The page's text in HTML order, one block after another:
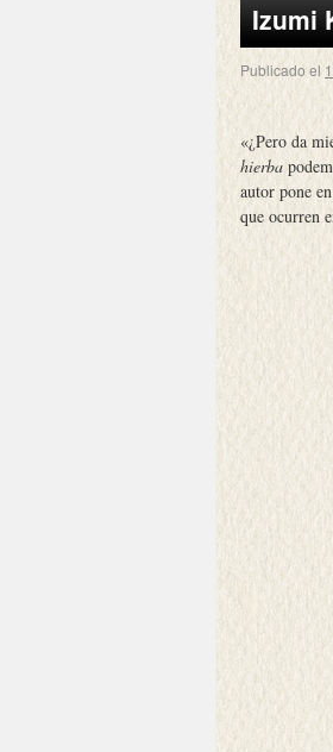
Izumi
Publicado el
«¿Pero da
hierba
autor pone
que ocurren